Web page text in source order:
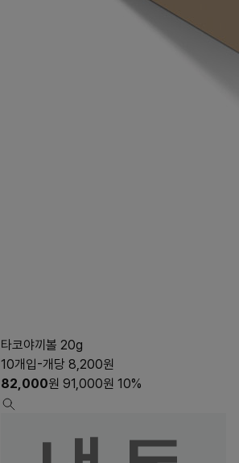
타코야끼볼 20g
10개입-개당 8,200원
82,000원 91,000원 10%